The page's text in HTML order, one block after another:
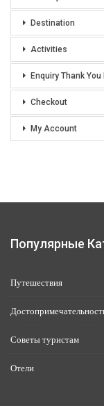
Destination
Activities
Enquiry Thank You
Checkout
My Account
Популярные
Путешествия
Советы туристам
Отели